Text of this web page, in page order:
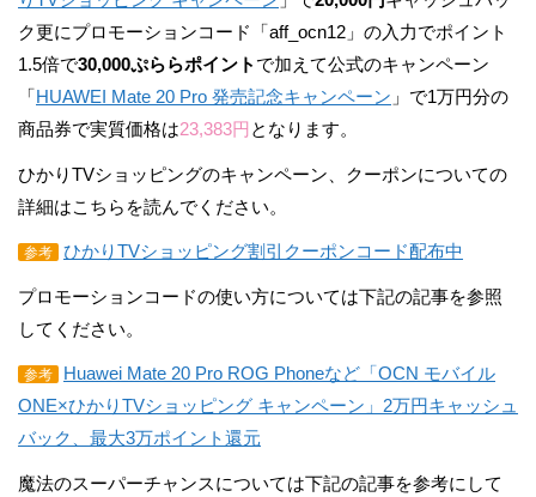
ク更にプロモーションコード「aff_ocn12」の入力でポイント
1.5倍で30,000ぷららポイント で加えて公式のキャンペーン
「HUAWEI Mate 20 Pro 発売記念キャンペーン 」で1万円分の
商品券で実質価格は23,383円 となります。
ひかりTVショッピングのキャンペーン、クーポンについての
詳細はこちらを読んでください。
参考 ひかりTVショッピング割引クーポンコード配布中
プロモーションコードの使い方については下記の記事を参照
してください。
参考
Huawei Mate 20 Pro ROG Phoneなど「OCN モバイル
ONE×ひかりTVショッピング キャンペーン」2万円キャッシュ
バック、最大3万ポイント還元
魔法のスーパーチャンスについては下記の記事を参考にして